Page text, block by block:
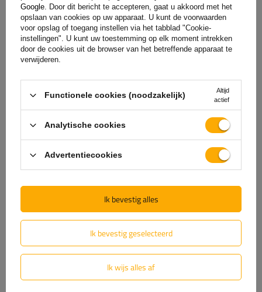
Hulp
producten? Neem contact met ons op! De specialisten van
Unitrailer geven je graag alle informatie.
+31 30 3100444 unitrailer@utrailer.nl
Specificaties
Levering
Stel uw vraag
Google. Door dit bericht te accepteren, gaat u akkoord met het
opslaan van cookies op uw apparaat. U kunt de voorwaarden
voor opslag of toegang instellen via het tabblad "Cookie-
instellingen". U kunt uw toestemming op elk moment intrekken
door de cookies uit de browser van het betreffende apparaat te
verwijderen.
Functionele cookies (noodzakelijk)
Altijd
actief
Analytische cookies
Advertentiecookies
Ik bevestig geselecteerd
Ik wijs alles af
Ik bevestig alles